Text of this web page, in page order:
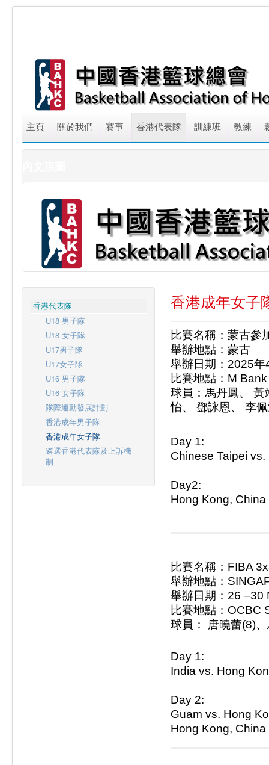
主頁 關於我們 賽事 香港代表隊 訓練班 教練
香港代表隊
U18 男子隊
U18 女子隊
U17男子隊
U17女子隊
U16 男子隊
U16 女子隊
隊際運動發展計劃
香港成年男子隊
香港成年女子隊
遴選香港代表隊及上訴機
制
香港成年女子
比賽名稱：蒙古參
舉辦地點： 蒙古
舉辦日期：2025
比賽地點： M
球員：馬丹鳳、 黃
怡、 鄧詠恩、 李
Day 1:
Chinese Taipei
Day2:
Hong Kong,
比賽名稱： FIBA
舉辦地點：
舉辦日期： 26 –30
比賽地點： OCBC
球員 ： 唐曉蕾(8)
Day 1:
India vs. Hong
Day 2:
Guam vs.
Hong Kong,